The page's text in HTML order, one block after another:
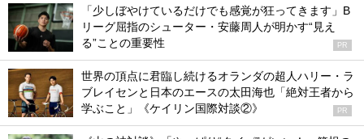
「少しぼやけているだけでも感覚が狂ってきます」B
リーグ屈指のシューター・安藤周人が明かす“見え
る”ことの重要性
PR
世界の頂点に君臨し続けるオランダの超人ハリー・ラ
ブレイセンと日本のエースの太田海也「絶対王者から
学ぶこと」《ケイリン国際対談②》
PR